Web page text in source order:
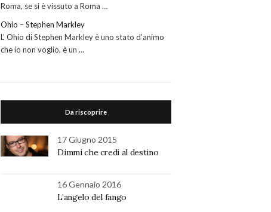
Roma, se si è vissuto a Roma …
Ohio – Stephen Markley
L’ Ohio di Stephen Markley è uno stato d’animo
che io non voglio, è un …
Da riscoprire
17 Giugno 2015
Dimmi che credi al destino
16 Gennaio 2016
L’angelo del fango